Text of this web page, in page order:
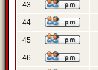
43
44
45
46